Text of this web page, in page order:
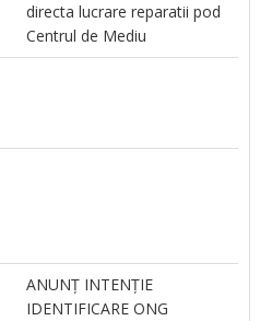
directa lucrare reparatii pod
Centrul de Mediu
ANUNȚ INTENȚIE
IDENTIFICARE ONG